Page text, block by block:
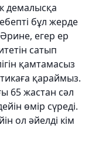
демалысқа
бұл жерде
егер ер
сатып
қамтамасыз
қараймыз.
65 жастан сәл
өмір сүреді.
ол әйелді кім